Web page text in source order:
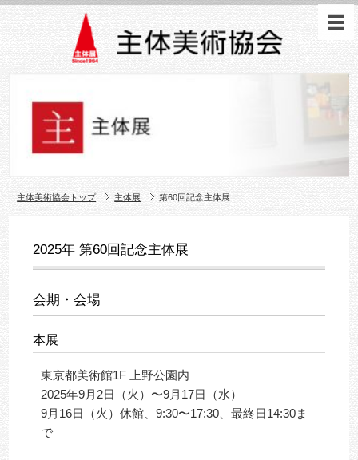
主体美術協会トップ 主体展 第60回記念主体展
2025年 第60回記念主体展
会期・会場
本展
東京都美術館1F 上野公園内
2025年9月2日（火）〜9月17日（水）
9月16日（火）休館、9:30〜17:30、最終日14:30ま
で